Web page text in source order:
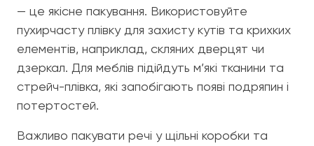
— це якісне пакування. Використовуйте
пухирчасту плівку для захисту кутів та крихких
елементів, наприклад, скляних дверцят чи
дзеркал. Для меблів підійдуть м’які тканини та
стрейч-плівка, які запобігають появі подряпин і
потертостей.
Важливо пакувати речі у щільні коробки та